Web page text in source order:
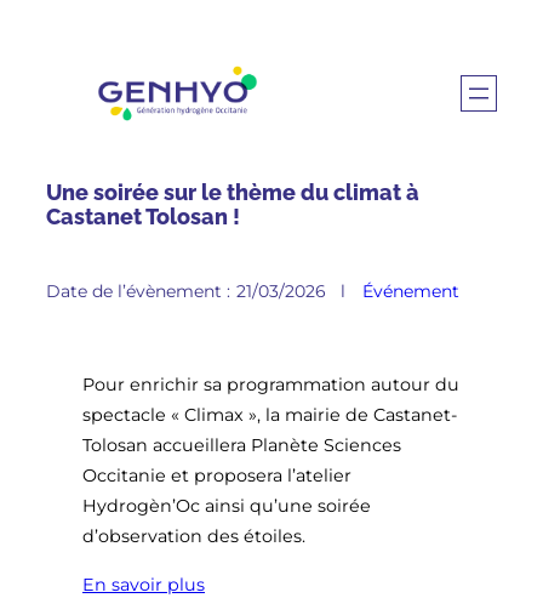
Une soirée sur le thème du climat à
Castanet Tolosan !
Date de l’évènement : 21/03/2026 l Événement
Pour enrichir sa programmation autour du
spectacle « Climax », la mairie de Castanet-
Tolosan accueillera Planète Sciences
Occitanie et proposera l’atelier
Hydrogèn’Oc ainsi qu’une soirée
d’observation des étoiles.
En savoir plus